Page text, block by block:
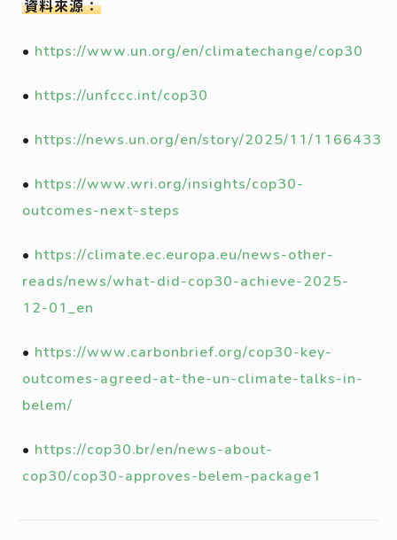
資料來源：
• https://www.un.org/en/climatechange/cop30
• https://unfccc.int/cop30
• https://news.un.org/en/story/2025/11/1166433
• https://www.wri.org/insights/cop30-
outcomes-next-steps
• https://climate.ec.europa.eu/news-other-
reads/news/what-did-cop30-achieve-2025-
12-01_en
• https://www.carbonbrief.org/cop30-key-
outcomes-agreed-at-the-un-climate-talks-in-
belem/
• https://cop30.br/en/news-about-
cop30/cop30-approves-belem-package1